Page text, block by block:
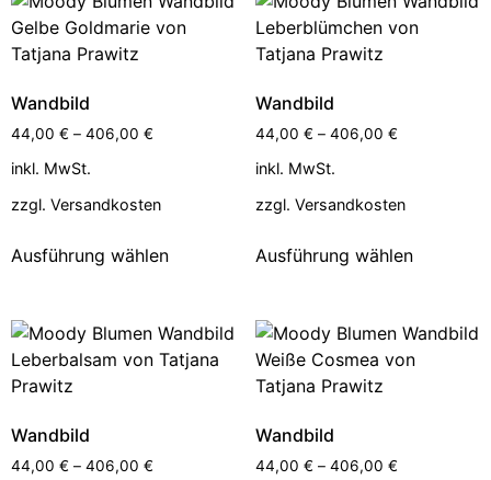
Wandbild
44,00 € – 406,00 €
inkl. MwSt.
zzgl. Versandkosten
Ausführung wählen
Wandbild
44,00 € – 406,00 €
inkl. MwSt.
zzgl. Versandkosten
Ausführung wählen
Wandbild
44,00 € – 406,00 €
Wandbild
44,00 € – 406,00 €